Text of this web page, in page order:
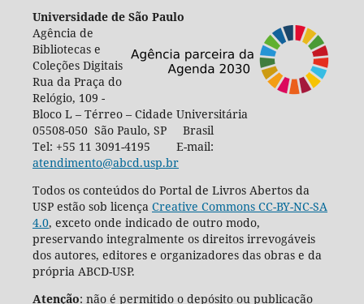
Universidade de São Paulo
Agência de
Bibliotecas e
Coleções Digitais
Rua da Praça do
Relógio, 109 -
Bloco L – Térreo – Cidade Universitária
05508-050 São Paulo, SP Brasil
Tel: +55 11 3091-4195 E-mail:
atendimento@abcd.usp.br
Todos os conteúdos do Portal de Livros Abertos da
USP estão sob licença Creative Commons CC-BY-NC-SA
4.0, exceto onde indicado de outro modo,
preservando integralmente os direitos irrevogáveis
dos autores, editores e organizadores das obras e da
própria ABCD-USP.
Atenção: não é permitido o depósito ou publicação